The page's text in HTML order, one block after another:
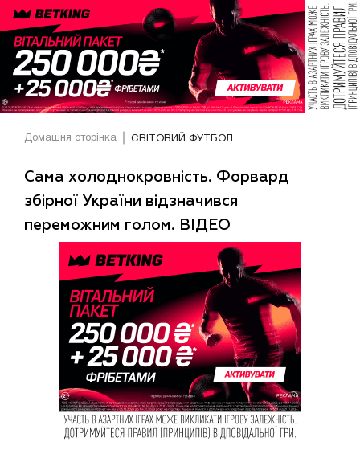
Домашня сторінка СВІТОВИЙ ФУТБОЛ
Сама холоднокровність. Форвард
збірної України відзначився
переможним голом. ВІДЕО